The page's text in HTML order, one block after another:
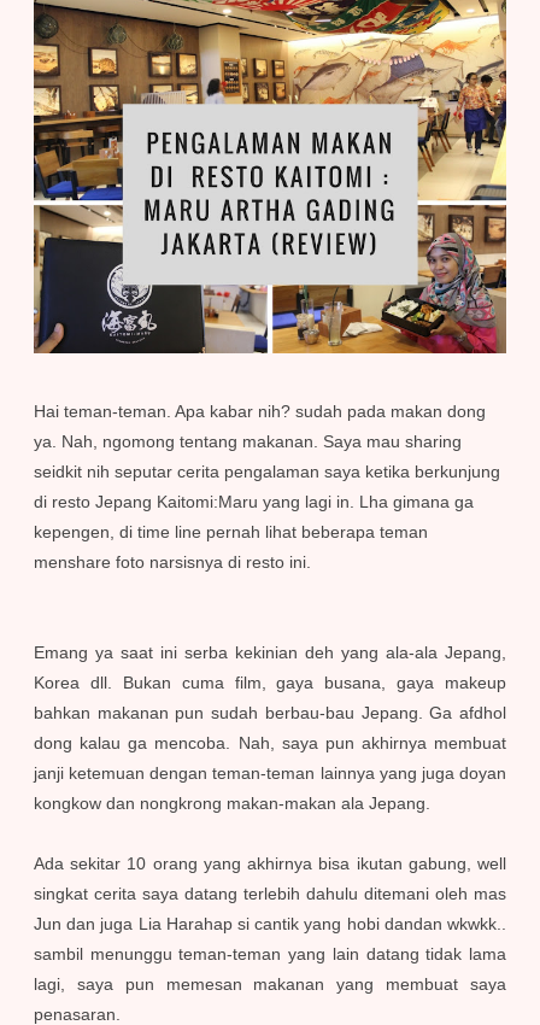
Hai teman-teman. Apa kabar nih? sudah pada makan dong
ya. Nah, ngomong tentang makanan. Saya mau sharing
seidkit nih seputar cerita pengalaman saya ketika berkunjung
di resto Jepang Kaitomi:Maru yang lagi in. Lha gimana ga
kepengen, di time line pernah lihat beberapa teman
menshare foto narsisnya di resto ini.
Emang ya saat ini serba kekinian deh yang ala-ala Jepang,
Korea dll. Bukan cuma film, gaya busana, gaya makeup
bahkan makanan pun sudah berbau-bau Jepang. Ga afdhol
dong kalau ga mencoba. Nah, saya pun akhirnya membuat
janji ketemuan dengan teman-teman lainnya yang juga doyan
kongkow dan nongkrong makan-makan ala Jepang.
Ada sekitar 10 orang yang akhirnya bisa ikutan gabung, well
singkat cerita saya datang terlebih dahulu ditemani oleh mas
Jun dan juga Lia Harahap si cantik yang hobi dandan wkwkk..
sambil menunggu teman-teman yang lain datang tidak lama
lagi, saya pun memesan makanan yang membuat saya
penasaran.